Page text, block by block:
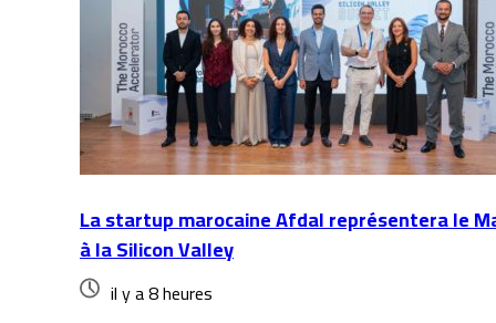
La startup marocaine Afdal représentera le
à la Silicon Valley
il y a 8 heures